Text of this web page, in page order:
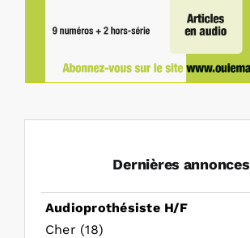
Dernières annonces
Audioprothésiste H/F
Cher (18)